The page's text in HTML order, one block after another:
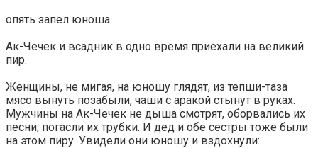
опять запел юноша.
Ак-Чечек и всадник в одно время приехали на великий
пир.
Женщины, не мигая, на юношу глядят, из тепши-таза
мясо вынуть позабыли, чаши с аракой стынут в руках.
Мужчины на Ак-Чечек не дыша смотрят, оборвались их
песни, погасли их трубки. И дед и обе сестры тоже были
на этом пиру. Увидели они юношу и вздохнули: